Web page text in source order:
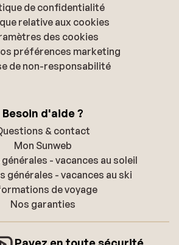
de confidentialité
relative aux cookies
des cookies
préférences marketing
de non-responsabilité
Besoin d'aide ?
& contact
Mon Sunweb
- vacances au soleil
générales - vacances au ski
de voyage
Nos garanties
Payez en toute sécurité